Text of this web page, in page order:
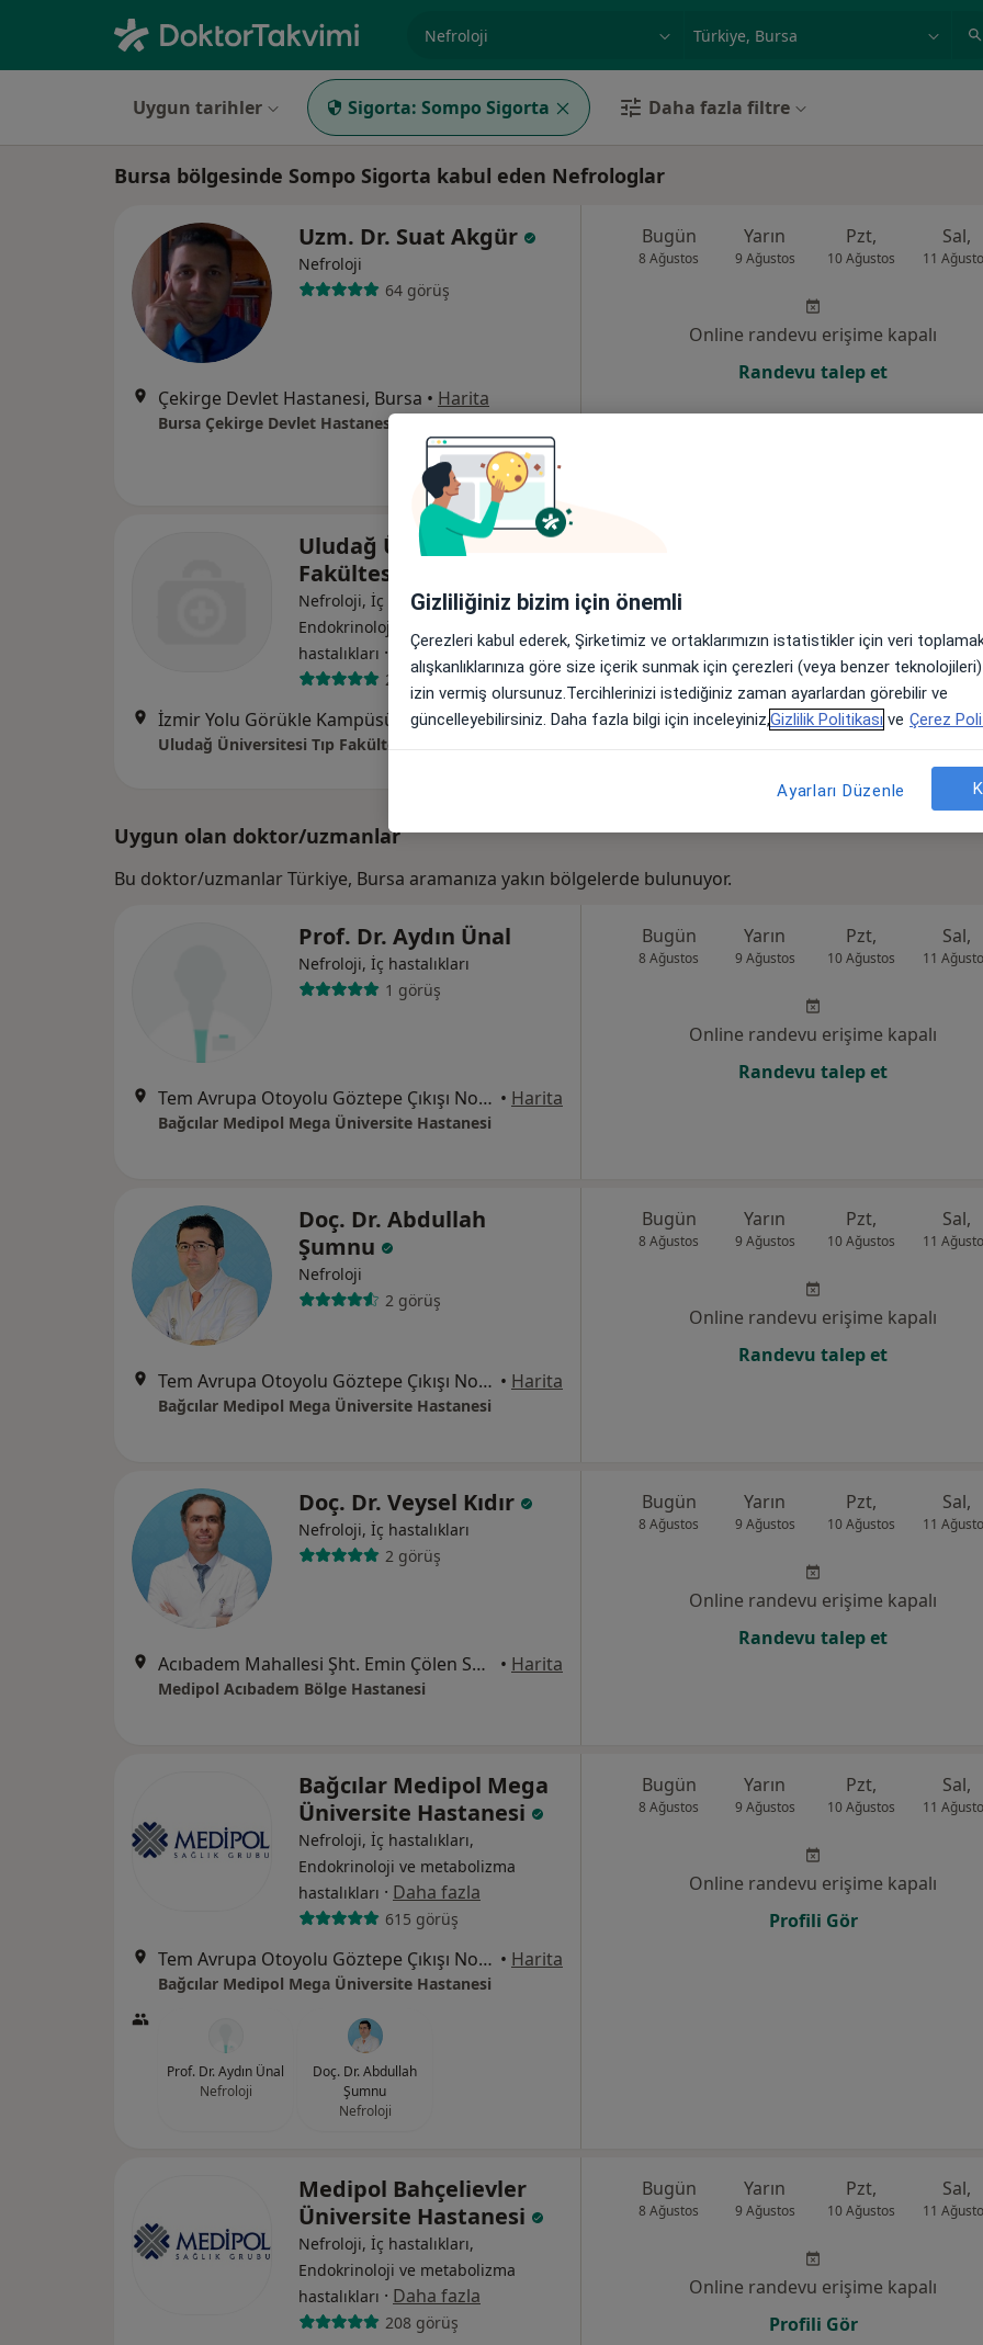
Uygun tarihler Sigorta: Sompo Sigorta Daha fazla filtre
Bursa bölgesinde Sompo Sigorta kabul eden Nefrologlar
Uzm. Dr. Suat Akgür
Nefroloji
64 görüş
Çekirge Devlet Hastanesi, Bursa • Harita
Bursa Çekirge Devlet Hastanesi
Bugün
8 Ağustos
Yarın
9 Ağustos
Pzt,
10 Ağustos
Sal,
11
Online randevu erişime kapalı
Randevu talep et
Uludağ Üniversitesi Tıp
Fakültesi Hastanesi
Nefroloji, İç hastalıkları,
Endokrinoloji ve metabolizma
hastalıkları · Daha fazla
271 görüş
İzmir Yolu Görükle Kampüsü, Nilüfer •Harita
Uludağ Üniversitesi Tıp Fakültesi Hastanesi
Online randevu erişime kapalı
Profili Gör
Uygun olan doktor/uzmanlar
Bu doktor/uzmanlar Türkiye, Bursa aramanıza yakın bölgelerde bulunuyor.
Prof. Dr. Aydın Ünal
Nefroloji, İç hastalıkları
1 görüş
Tem Avrupa Otoyolu Göztepe Çıkışı No: 1Bağcılar, İstanbul • Harita
Bağcılar Medipol Mega Üniversite Hastanesi
Bugün
8 Ağustos
Yarın
9 Ağustos
Pzt,
10 Ağustos
Sal,
11
Online randevu erişime kapalı
Randevu talep et
Doç. Dr. Abdullah
Şumnu
Nefroloji
2 görüş
Tem Avrupa Otoyolu Göztepe Çıkışı No: 1Bağcılar, İstanbul • Harita
Bağcılar Medipol Mega Üniversite Hastanesi
Bugün
8 Ağustos
Yarın
9 Ağustos
Pzt,
10 Ağustos
Sal,
11
Online randevu erişime kapalı
Randevu talep et
Doç. Dr. Veysel Kıdır
Nefroloji, İç hastalıkları
2 görüş
Acıbadem Mahallesi Şht. Emin Çölen Sokağı No:4, Kadıköy • Harita
Medipol Acıbadem Bölge Hastanesi
Bugün
8 Ağustos
Yarın
9 Ağustos
Pzt,
10 Ağustos
Sal,
11
Online randevu erişime kapalı
Randevu talep et
Bağcılar Medipol Mega
Üniversite Hastanesi
Nefroloji, İç hastalıkları,
Endokrinoloji ve metabolizma
hastalıkları · Daha fazla
615 görüş
Tem Avrupa Otoyolu Göztepe Çıkışı No: 1Bağcılar, İstanbul • Harita
Bağcılar Medipol Mega Üniversite Hastanesi
Prof. Dr. Aydın Ünal
Nefroloji
Doç. Dr. Abdullah
Şumnu
Nefroloji
Bugün
8 Ağustos
Yarın
9 Ağustos
Pzt,
10 Ağustos
Sal,
11
Online randevu erişime kapalı
Profili Gör
Medipol Bahçelievler
Üniversite Hastanesi
Nefroloji, İç hastalıkları,
Endokrinoloji ve metabolizma
hastalıkları · Daha fazla
208 görüş
Bugün
8 Ağustos
Yarın
9 Ağustos
Pzt,
10 Ağustos
Sal,
11
Online randevu erişime kapalı
Profili Gör
Gizliliğiniz bizim için önemli
Çerezleri kabul ederek, Şirketimiz ve ortaklarımızın istatistikler için veri
alışkanlıklarınıza göre size içerik sunmak için çerezleri (veya benzer
izin vermiş olursunuz.Tercihlerinizi istediğiniz zaman ayarlardan görebilir ve
güncelleyebilirsiniz. Daha fazla bilgi için inceleyiniz,Gizlilik Politikası ve Çerez
Ayarları Düzenle